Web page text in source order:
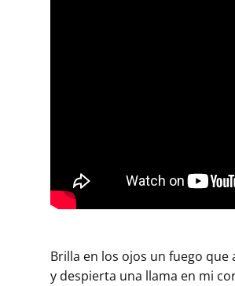
Brilla en los ojos un fuego que
y despierta una llama en mi